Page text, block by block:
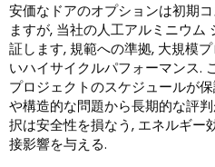
安価なドアのオプションは初期
ますが, 当社の人工アルミニウム
証します, 規範への準拠, 大規模
いハイサイクルパフォーマンス.
プロジェクトのスケジュールが
や構造的な問題から長期的な評
択は安全性を損なう, エネルギー
接影響を与える.